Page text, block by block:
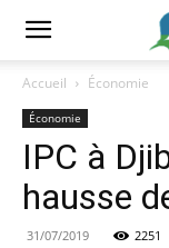
Accueil Économie
Économie
IPC à
hausse
31/07/2019 2251